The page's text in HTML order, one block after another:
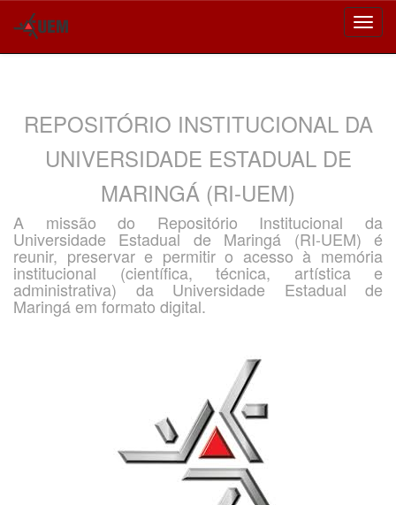
REPOSITÓRIO INSTITUCIONAL DA
UNIVERSIDADE ESTADUAL DE
MARINGÁ (RI-UEM)
A missão do Repositório Institucional da
Universidade Estadual de Maringá (RI-UEM) é
reunir, preservar e permitir o acesso à memória
institucional (científica, técnica, artística e
administrativa) da Universidade Estadual de
Maringá em formato digital.